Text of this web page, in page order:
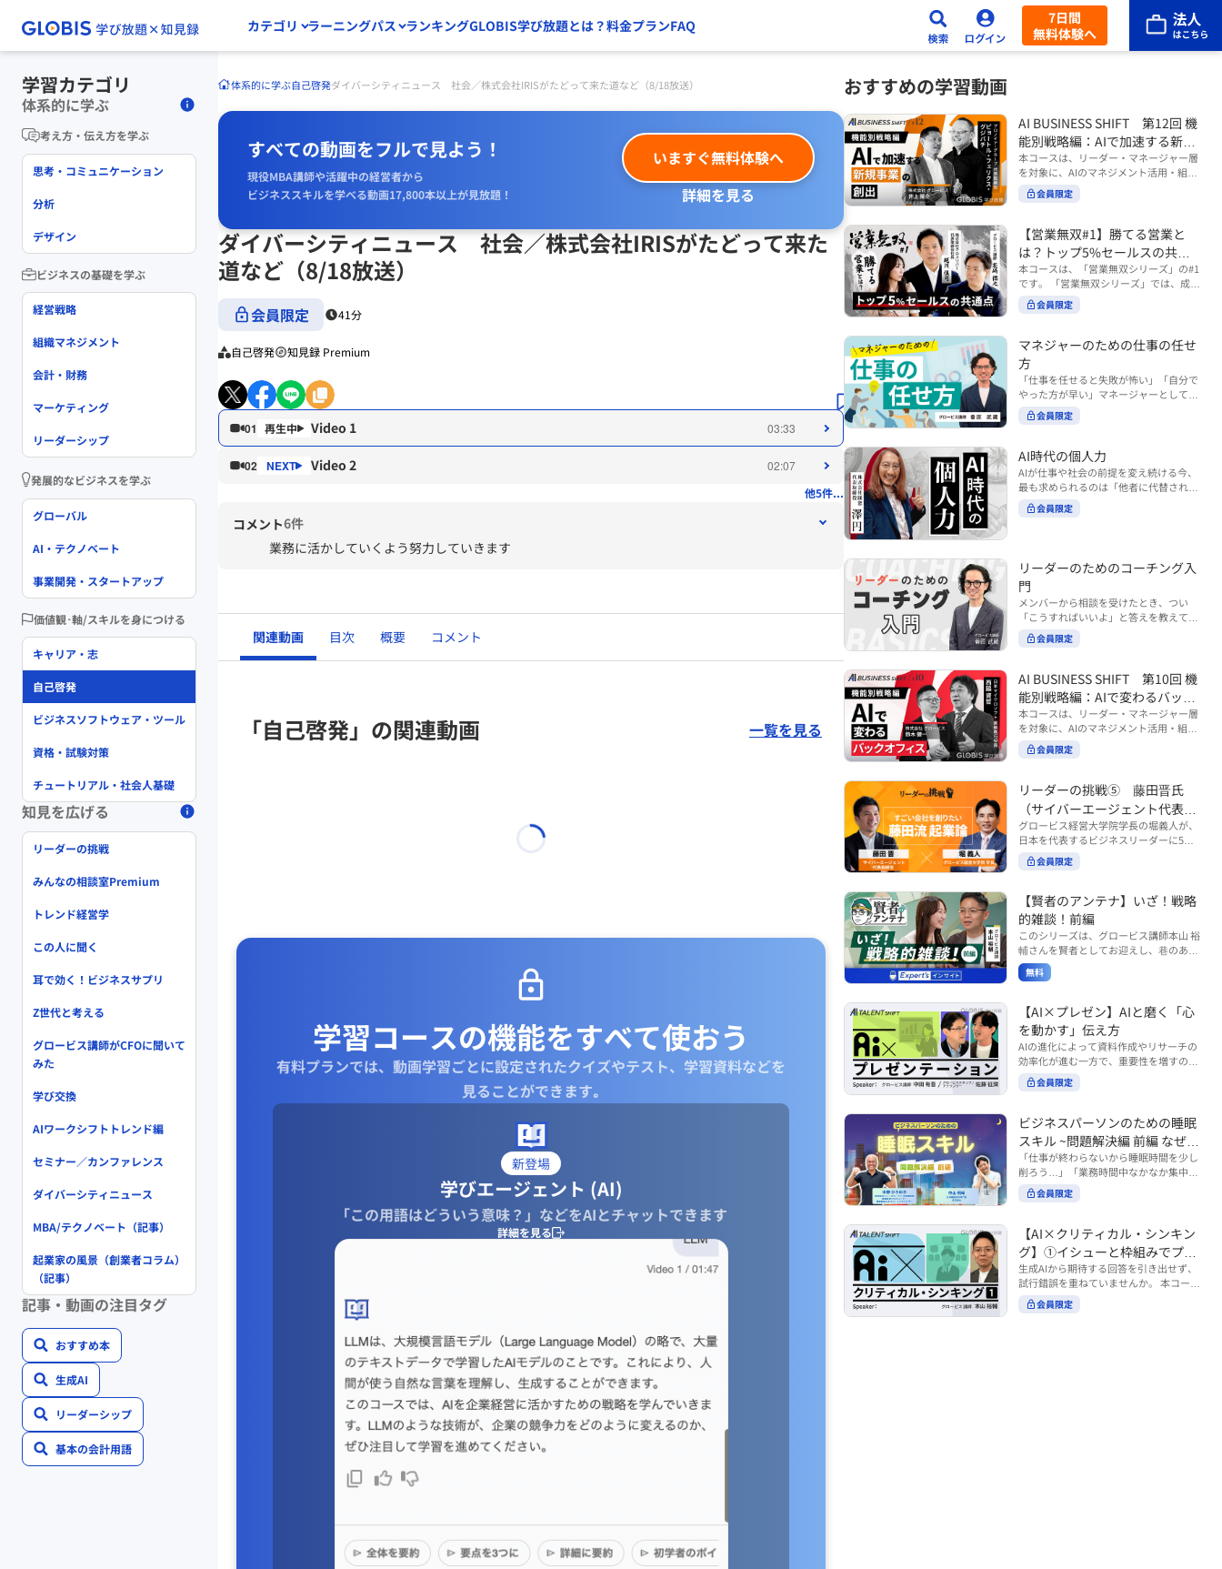
カテゴリ ラーニングパス ランキングGLOBIS学び放題とは？料金プランFAQ
7日間
無料体験へ
体系的に学ぶ自己啓発ダイバーシティニュース 社会／株式会社IRISがたどって来た道など（8/18放送）
すべての動画をフルで見よう！
現役MBA講師や活躍中の経営者から
ビジネススキルを学べる動画17,800本以上が見放題！
いますぐ無料体験へ
詳細を見る
ダイバーシティニュース 社会／株式会社IRISがたどって来た
道など（8/18放送）
会員限定 41分
自己啓発 知見録 Premium
01 Video 1 03:33
02 Video 2
02:07
他5件...
コメント6件
業務に活かしていくよう努力していきます
関連動画 目次 概要 コメント
「自己啓発」の関連動画 一覧を見る
学習コースの機能をすべて使おう
有料プランでは、動画学習ごとに設定されたクイズやテスト、学習資料などを
見ることができます｡
新登場
学びエージェント (AI)
「この用語はどういう意味？」などをAIとチャットできます
詳細を見る
おすすめの学習動画
AI BUSINESS SHIFT 第12回 機
能別戦略編：AIで加速する新規
事業の創出
本コースは、リーダー・マネージャー層
を対象に、AIのマネジメント活用・組織
活用を体系的に学ぶ 『AI BUSINESS SHI
FTシリーズ（全12回）』の第12回で
る新規事業の創出」では、新規事業やス
タートアップを取り巻く環境がどのよう
に変化しているのかを俯瞰し、新たな価
値創造と非連続な成長を生み出すため
に、AI時代における事業機会の捉え方
や、成功確率を高めるための考え方につ
携わるリーダー・マネージャーの方 ・AI
を活用して事業創出のスピードや成功確
率を高めたい方 ・AI時代における新規事
業リーダーの役割やマインドセットを学
びたい方 ■AIシフトシリーズとは？ 『AI
BUSINESS SHIFTシリーズ』は以下の3
す。（順次公開） https://unlimited.glo
bis.co.jp/ja/tags/AI%E3%83%93%E3%8
2%B8%E3%83%8D%E3%82%B9%E3%
82%B7%E3%83%95%E3%83%88 ・基
礎編（第1回〜3回）：リーダーやマネー
のリーダーシップや組織変革を中心に学
ぶコース ・機能別戦略編（第8回〜12
回）：AI時代における機能別での戦略の
あり方を中心に学ぶコース より実践的な
AIツールの活用法について学びたい方は
『AI WORK SHIFTシリーズ』をご視聴く
3%BC%E3%82%AF%E3%82%B7%E3%
83%95%E3%83%88 ※本コースは、AIの
マネジメント活用を学ぶ「AIビジネスシ
フト」シリーズの一環として提供してい
ます。 ※本動画は、制作時点の情報に基
づき作成したものです（2026年03月制
会員限定
【営業無双#1】勝てる営業と
は？トップ5%セールスの共通
点
本コースは、「営業無双シリーズ」の#1
です。 「営業無双シリーズ」では、成約
率アップに向けて、お客様に選ばれ続け
る無双の営業になるための実践的な考え
（#2以降は順次公開） 本コースでは、
「勝てる営業とは？トップ5%セールス
の共通点」をテーマに BtoBでお客様に
選ばれる営業の役割 トップ5％のセール
スに共通する行動や考え方 成果につなが
る実践的なポイント などを解説します。
◾️こんな方におすすめ 提案しても顧客に
が多い方 顧客の本当の課題や決裁者の判
断基準をつかみきれず、案件が前に進ま
ない方 再現性のある営業テクニックを身
につけたい方 ※本動画は、制作時点の情
報に基づき作成したものです（2026年7
会員限定
マネジャーのための仕事の任せ
方
「仕事を任せると失敗が怖い」「自分で
やった方が早い」マネージャーとしてメ
ンバーやチームの力を引き出しながら成
果を上げるには、どのように仕事を任せ
い時代において、マネージャーとして成
果を上げ続けるためには、メンバーの個
性や特性を理解し、それに合わせた効果
的な任せ方を身につけることが重要で
す。このコースでは、ソーシャルスタイ
し、自身のリーダーシップを発揮できる
ようになっていきます。 ※本動画は、制
作時点の情報に基づき作成したものです
（2024年12月制作）
会員限定
AI時代の個人力
AIが仕事や社会の前提を変え続ける今、
最も求められるのは「他者に代替されな
い個としての力」“個人力”です。 本コー
スでは、澤円氏の著書『個人力』をもと
ーマは、「Being（ありたい自分）」を
中心に据え、自ら考え（Think）、変化
し（Transform）、協働する（Collabor
ate）ことで、自分らしい価値を発揮し
ていくこと。 リスキリングやAI活用が叫
ばれる今こそ、スキルより先に“自分の
軸”を問うことが重要です。 あなたは何
か？ このコースは、あなたが“ありたい
自分”として生き、キャリアをデザイン
していくための思考と行動のガイドにな
ります。 ※本動画は、制作時点の情報に
基づき作成したものです（2025年11月
制作）
会員限定
リーダーのためのコーチング入
門
メンバーから相談を受けたとき、つい
「こうすればいいよ」と答えを教えてし
まう。 あるいは、「自分で考えてほし
い」と思うあまり、すべて任せきりにし
つつ、自律的に仕事を進めてもらうため
にはどうすればよいのか。 こうした悩み
に直面するリーダー・マネージャーの方
は多いのではないでしょうか。 変化が激
しく、正解のない現代においては、指示
や助言にとどまらず、メンバーの思考を
引き出し、自律的な行動を促す「コーチ
す。 本コースでは、基礎的なコーチング
の考え方を押さえたうえで、実際の職場
で起こりがちな事例をもとに、相手の思
考と行動を引き出す関わり方を学びま
す。 また、代表的なコーチングのフレー
ムワークである「GROWモデル」を取り
の主体性を引き出していくのかを、わか
りやすく解説します。 メンバーとの対話
を、成長を促す機会へと変えていく。そ
の第一歩としておすすめのコースです。
コース内で紹介している「傾聴力」を深
めたい方は、こちらも合わせてご覧くだ
さい。 ・傾聴力 ~リーダーのための聴く
is.co.jp/ja/courses/fe285262/learn/step
s/59808 ・傾聴力 ~リーダーのための聴
く技術~（実践編） https://unlimited.gl
obis.co.jp/ja/courses/01d24a39/learn/s
teps/59813 ※本動画は、制作時点の情
報に基づき作成したものです（2026年6
月制作）
会員限定
AI BUSINESS SHIFT 第10回 機
能別戦略編：AIで変わるバック
オフィス
本コースは、リーダー・マネージャー層
を対象に、AIのマネジメント活用・組織
活用を体系的に学ぶ 『AI BUSINESS SHI
FTシリーズ（全12回）』の第10回で
バックオフィス」では、人事・総務・労
務・経理・情報システムなどのバックオ
フィス領域において、定型業務の自動化
や効率化といった現場レベルのAI活用だ
けでなく、いかにして経営や戦略に貢献
する存在へと進化していくのかについて
考えを深め、学んでいきます。 ■こんな
理・情シスなど、バックオフィス部門を
率いるリーダー・マネージャーの方 ・バ
ックオフィス業務へのAI活用やDX推進を
担っている方 ・AI時代におけるバックオ
フィスの役割や戦略のあり方を考えたい
方 ■AIシフトシリーズとは？ 『AI BUSI
で設計された全12回のシリーズです。
（順次公開） https://unlimited.globis.c
o.jp/ja/tags/AI%E3%83%93%E3%82%B
8%E3%83%8D%E3%82%B9%E3%82%
B7%E3%83%95%E3%83%88 ・基礎編
（第1回〜3回）：リーダーやマネージャ
ーに求められる、AI時代の基礎的なリテ
ジメント編（第4回〜7回）：AI時代のリ
ーダーシップや組織変革を中心に学ぶコ
ース ・機能別戦略編（第8回〜12回）：
AI時代における機能別での戦略のあり方
を中心に学ぶコース より実践的なAIツー
ルの活用法について学びたい方は『AI W
earch?tag=AI%E3%83%AF%E3%83%B
C%E3%82%AF%E3%82%B7%E3%83%
95%E3%83%88 ※本コースは、AIのマネ
ジメント活用を学ぶ「AIビジネスシフ
ト」シリーズの一環として提供していま
す。 ※本動画は、制作時点の情報に基づ
会員限定
リーダーの挑戦⑤ 藤田晋氏
（サイバーエージェント代表取
締役）
グロービス経営大学院学長の堀義人が、
日本を代表するビジネスリーダーに5つ
の質問（能力開発／挑戦／試練／仲間／
志）を投げかけ、その人生哲学を解き明
ーエージェント代表取締役の藤田晋氏。
起業の理由、経営をどうやって学んだ
か、アメーバブログ・ABEMAの立ち上
げ、経営チームづくりについてなど聞い
ていきます。（肩書きは2020年12月11
日撮影当時のもの） 藤田 晋 サイバー
ス・キャピタル・パートナーズ 代表パ
ートナー
会員限定
【賢者のアンテナ】いざ！戦略
的雑談！前編
このシリーズは、グロービス講師本山 裕
輔さんを賢者としてお迎えし、巷のあり
とあらゆるものを独自の視点で紐解き、
皆様の学びの意欲を刺激するコンテンツ
期配信されます。 取り上げて欲しいご質
問やテーマ、感想を随時受け付けていま
す。 グーグルフォーム（https://forms.g
le/qqoBYuRUmUYz4scC6） または グ
ロ放題編集部員のX（https://x.com/mai
rakobayashi） まで、ぜひご要望をお
6月制作）
無料
【AI×プレゼン】AIと磨く「心
を動かす」伝え方
AIの進化によって資料作成やリサーチの
効率化が進む一方で、重要性を増すのが
「伝える力」です。本コースでは、AI時
代のプレゼンに求められるデリバリース
を客観的に評価し、改善できるAI活用法
も紹介。大事な場面で「心を動かす」プ
レゼンをしたい方におすすめです。関連
コース「プレゼンテーションスキル」も
併せてご覧ください。 ▼プレゼン動画分
析プロンプト（辛口） https://hodai.glo
bis.co.jp/learning_documents/6f976cd
ル https://unlimited.globis.co.jp/ja/co
urses/598f3254/ ※本コースは、AI時代
のビジネススキルを学ぶ「AIタレントシ
フト」シリーズの一環として提供してい
ます。 https://unlimited.globis.co.jp/j
a/tags/AI%E3%82%BF%E3%83%AC%E
会員限定
ビジネスパーソンのための睡眠
スキル ~問題解決編 前編 なぜ眠
れないのか？~
「仕事が終わらないから睡眠時間を少し
削ろう…」「業務時間中なかなか集中で
きない…」「毎日朝起きるのがつら
い…」。 あなたはこのような経験をした
トの時間をやりくりするために、真っ先
に削りがちなのが「睡眠」時間。 実は
今、日本社会は世界と比較して「最も眠
らない国」だということもわかってきて
います。 慢性的な睡眠不足は、心身の健
康に悪影響なだけでなく、仕事のパフォ
ーマンスにも当然大きな影響を与え、社
会員限定
【AI×クリティカル・シンキン
グ】①イシューと枠組みでプロ
ンプトを磨く
生成AIから期待する回答を引き出せず、
試行錯誤を重ねていませんか。 本コース
では、生成AI活用の質を高める鍵とし
て、クリティカル・シンキングの視点か
会員限定
学習カテゴリ
体系的に学ぶ
考え方・伝え方を学ぶ
思考・コミュニケーション
分析
デザイン
ビジネスの基礎を学ぶ
経営戦略
組織マネジメント
会計・財務
マーケティング
リーダーシップ
発展的なビジネスを学ぶ
グローバル
AI・テクノベート
事業開発・スタートアップ
価値観･軸/スキルを身につける
キャリア・志
自己啓発
ビジネスソフトウェア・ツール
資格・試験対策
チュートリアル・社会人基礎
知見を広げる
リーダーの挑戦
みんなの相談室Premium
トレンド経営学
この人に聞く
耳で効く！ビジネスサプリ
Z世代と考える
グロービス講師がCFOに聞いて
みた
学び交換
AIワークシフトトレンド編
セミナー／カンファレンス
ダイバーシティニュース
MBA/テクノベート（記事）
起業家の風景（創業者コラム）
（記事）
記事・動画の注目タグ
おすすめ本
生成AI
リーダーシップ
基本の会計用語